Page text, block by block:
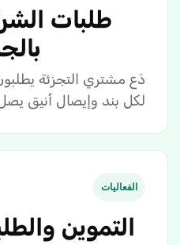
طلبات
دَع مشتري التجزئة
لكل بند وإيصال أنيق يصل
الفعاليات
التموين